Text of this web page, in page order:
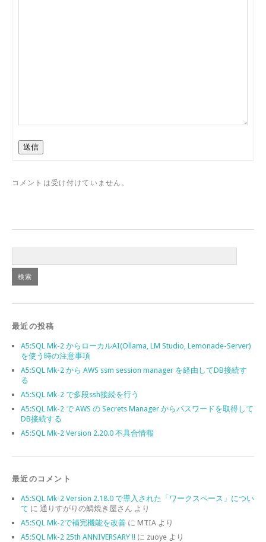
送信
コメントは受け付けていません。
最近の投稿
A5:SQL Mk-2 からローカルAI(Ollama, LM Studio, Lemonade-Server)
を使う時の注意事項
A5:SQL Mk-2 から AWS ssm session manager を経由してDB接続す
る
A5:SQL Mk-2 で多段ssh接続を行う
A5:SQL Mk-2 で AWS の Secrets Manager からパスワードを取得して
DB接続する
A5:SQL Mk-2 Version 2.20.0 不具合情報
最近のコメント
A5:SQL Mk-2 Version 2.18.0 で導入された「ワークスペース」につい
て に 通りすがりの鯛焼き屋さん より
A5:SQL Mk-2で補完機能を改善 に MTIA より
A5:SQL Mk-2 25th ANNIVERSARY !! に zuoye より